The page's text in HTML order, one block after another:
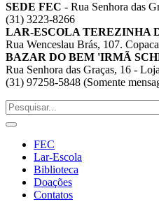
SEDE FEC - Rua Senhora das
(31) 3223-8266
LAR-ESCOLA TEREZINHA
Rua Wenceslau Brás, 107.
BAZAR DO BEM 'IRMÃ
Rua Senhora das Graças, 16 -
(31) 97258-5848 (Somente
FEC
Lar-Escola
Biblioteca
Doações
Contatos